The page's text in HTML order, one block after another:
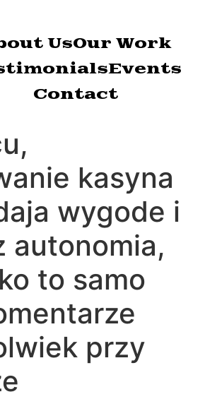
UsOur Work
Events
Contact
kasyna
wygode i
autonomia,
to samo
przy